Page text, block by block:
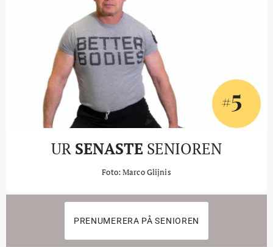
#5
UR SENASTE SENIOREN
Foto: Marco Glijnis
PRENUMERERA PÅ SENIOREN